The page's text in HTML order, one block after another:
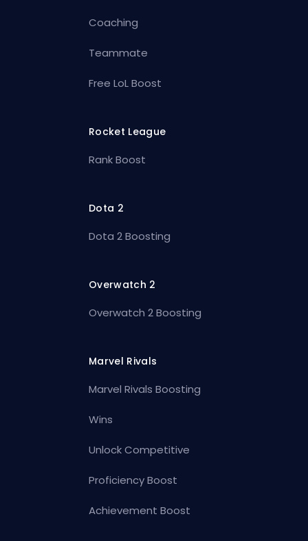
Coaching
Teammate
Free LoL Boost
Rocket League
Rank Boost
Dota 2
Dota 2 Boosting
Overwatch 2
Overwatch 2 Boosting
Marvel Rivals
Marvel Rivals Boosting
Wins
Unlock Competitive
Proficiency Boost
Achievement Boost